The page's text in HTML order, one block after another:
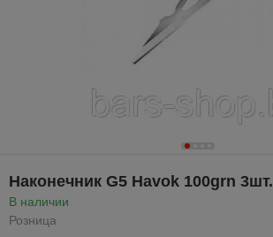
Наконечник G5 Havok 100grn 3шт.
В наличии
Розница